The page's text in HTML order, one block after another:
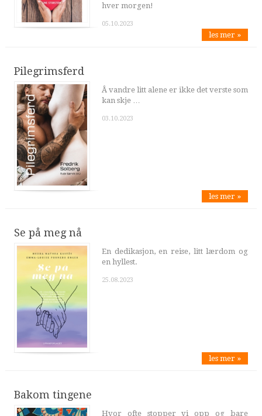
hver morgen!
05.10.2023
les mer »
Pilegrimsferd
Å vandre litt alene er ikke det verste som
kan skje …
03.10.2023
les mer »
Se på meg nå
En dedikasjon, en reise, litt lærdom og
en hyllest.
25.08.2023
les mer »
Bakom tingene
Hvor ofte stopper vi opp og bare